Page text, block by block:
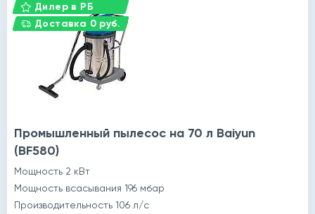
Дилер в РБ
Доставка 0 руб.
Промышленный пылесос на 70 л Baiyun
(BF580)
Мощность 2 кВт
Мощность всасывания 196 мбар
Производительность 106 л/с